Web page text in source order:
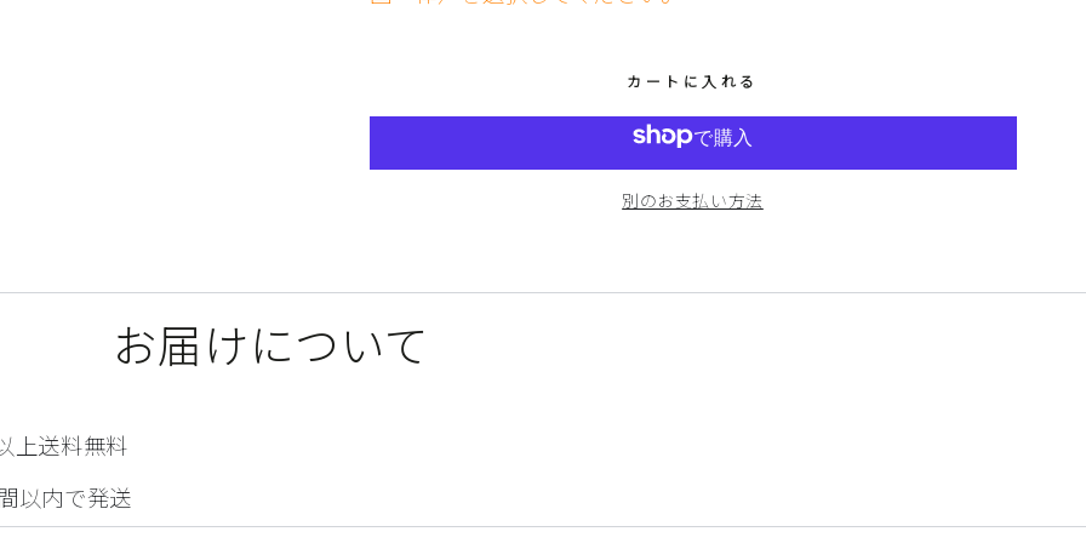
カートに入れる
別のお支払い方法
お届けについて
上送料無料
以内で発送